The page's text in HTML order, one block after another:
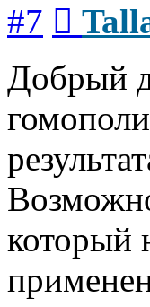
#7
Добрый
который